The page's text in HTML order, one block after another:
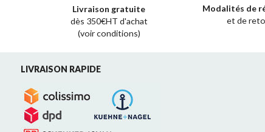
Livraison gratuite
dès 350€HT d'achat
(voir conditions)
Modalités de
et de
LIVRAISON RAPIDE